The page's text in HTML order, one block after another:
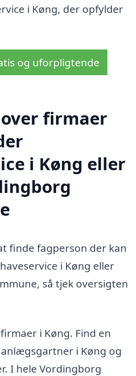
i Køng, der opfylder
og uforpligtende
firmaer
i Køng eller
finde fagperson der kan
i Køng eller
så tjek oversigten
i Køng. Find en
i Køng og
I hele Vordingborg